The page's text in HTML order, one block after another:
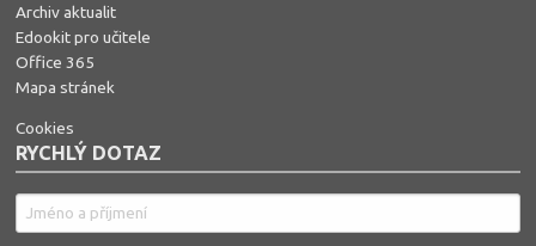
Archiv aktualit
Edookit pro učitele
Office 365
Mapa stránek
Cookies
RYCHLÝ DOTAZ